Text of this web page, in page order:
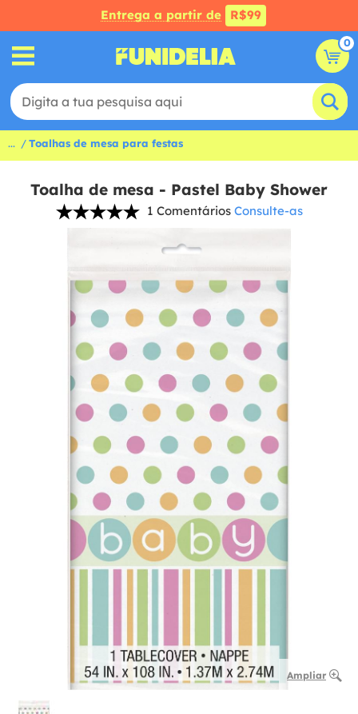
Entrega a partir de R$99
0
... Toalhas de mesa para festas
Toalha de mesa - Pastel Baby Shower
1 Comentários Consulte-as
Ampliar